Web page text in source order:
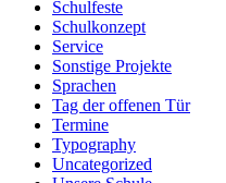
Schulfeste
Schulkonzept
Service
Sonstige Projekte
Sprachen
Tag der offenen Tür
Termine
Typography
Uncategorized